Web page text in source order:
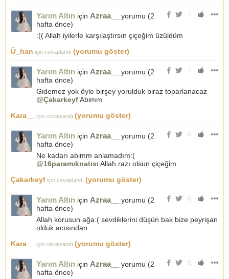
1
Yarım Altın için Azraa__ yorumu (2
hafta önce)
:(( Allah iyilerle karşılaştırsın çiçeğim üzüldüm
Ü_han için cevaplandı (yorumu göster)
1
Yarım Altın için Azraa__ yorumu (2
hafta önce)
Gidemez yok öyle birşey yorulduk biraz toparlanacaz
@ÇakarkeyfAbimm
Kara__
için cevaplandı (yorumu göster)
0
Yarım Altın için Azraa__ yorumu (2
hafta önce)
Ne kadarı abimm anlamadım:(
@16paramıknatısı Allah razı olsun çiçeğim
Çakarkeyf için cevaplandı (yorumu göster)
0
Yarım Altın için Azraa__ yorumu (2
hafta önce)
Allah korusun ağa:( sevdiklerini düşün bak bize peyrişan
olduk acısından
Kara__
için cevaplandı (yorumu göster)
0
Yarım Altın için Azraa__ yorumu (2
hafta önce)